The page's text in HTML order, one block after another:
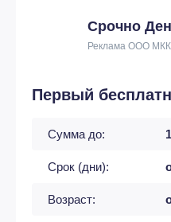
Срочно
Реклама ООО МКК
Первый
Сумма до:
Срок (дни):
Возраст: